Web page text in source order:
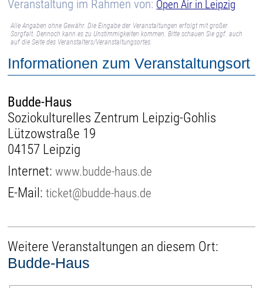
Veranstaltung im Rahmen von: Open Air in Leipzig
Alle Angaben ohne Gewähr. Die Eingabe der Veranstaltungen erfolgt mit großer
Sorgfalt. Dennoch kann es zu Unstimmigkeiten kommen. Bitte schauen Sie ggf. auch
auf die Seite des Veranstalters/Veranstaltungsortes.
Informationen zum Veranstaltungsort
Budde-Haus
Soziokulturelles Zentrum Leipzig-Gohlis
Lützowstraße 19
04157 Leipzig
Internet:www.budde-haus.de
E-Mail:ticket@budde-haus.de
Weitere Veranstaltungen an diesem Ort:
Budde-Haus